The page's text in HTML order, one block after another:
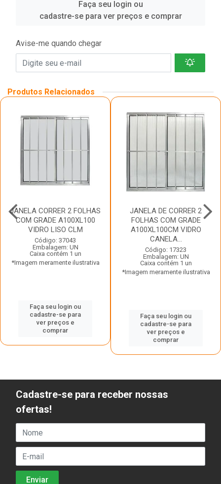
Faça seu login ou
cadastre-se para ver preços e comprar
Avise-me quando chegar
Produtos Relacionados
JANELA CORRER 2 FOLHAS
COM GRADE A100XL100
VIDRO LISO CLM
Código: 37043
Embalagem: UN
Caixa contém 1 un
*Imagem meramente ilustrativa
Faça seu login ou
cadastre-se para
ver preços e
comprar
JANELA DE CORRER 2
FOLHAS COM GRADE
A100XL100CM VIDRO
CANELA...
Código: 17323
Embalagem: UN
Caixa contém 1 un
*Imagem meramente ilustrativa
Faça seu login ou
cadastre-se para
ver preços e
comprar
Cadastre-se para receber nossas
ofertas!